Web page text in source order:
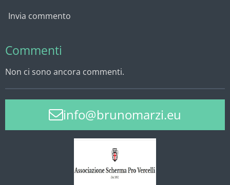
Invia commento
Commenti
Non ci sono ancora commenti.
info@brunomarzi.eu